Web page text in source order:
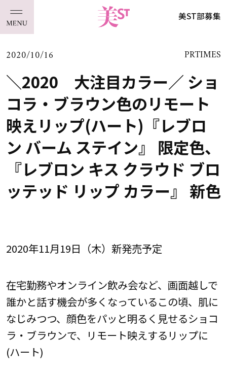
美ST部募集
2020/10/16 PRTIMES
＼2020 大注目カラー／ ショ
コラ・ブラウン色のリモート
映えリップ(ハート)『レブロ
ン バーム ステイン』 限定色、
『レブロン キス クラウド ブロ
ッテッド リップ カラー』 新色
2020年11月19日（木）新発売予定
在宅勤務やオンライン飲み会など、画面越しで
誰かと話す機会が多くなっているこの頃、肌に
なじみつつ、顔色をパッと明るく見せるショコ
ラ・ブラウンで、リモート映えするリップに
(ハート)